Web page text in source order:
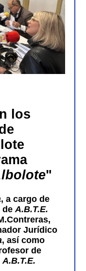
los
"
, a cargo de
deA.B.T.E.
Jurídico
, así como
de
A.B.T.E.